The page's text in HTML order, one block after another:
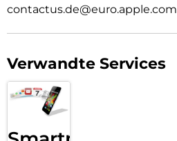
contactus.de@euro.apple.com
Verwandte Services